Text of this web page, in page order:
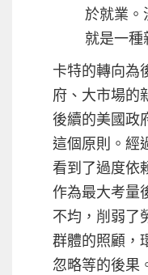
於就業
就是一種
卡特的轉向為
府、大市場的
後續的美國政
這個原則。經
看到了過度依
作為最大考量
不均，削弱了
群體的照顧，
忽略等的後果